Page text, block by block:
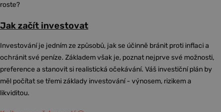
roste?
Jak začít investovat
Investování je jedním ze způsobů, jak se účinně bránit proti inflaci a
ochránit své peníze. Základem však je, poznat nejprve své možnosti,
preference a stanovit si realistická očekávání. Váš investiční plán by
měl počítat se třemi základy investování - výnosem, rizikem a
likviditou.